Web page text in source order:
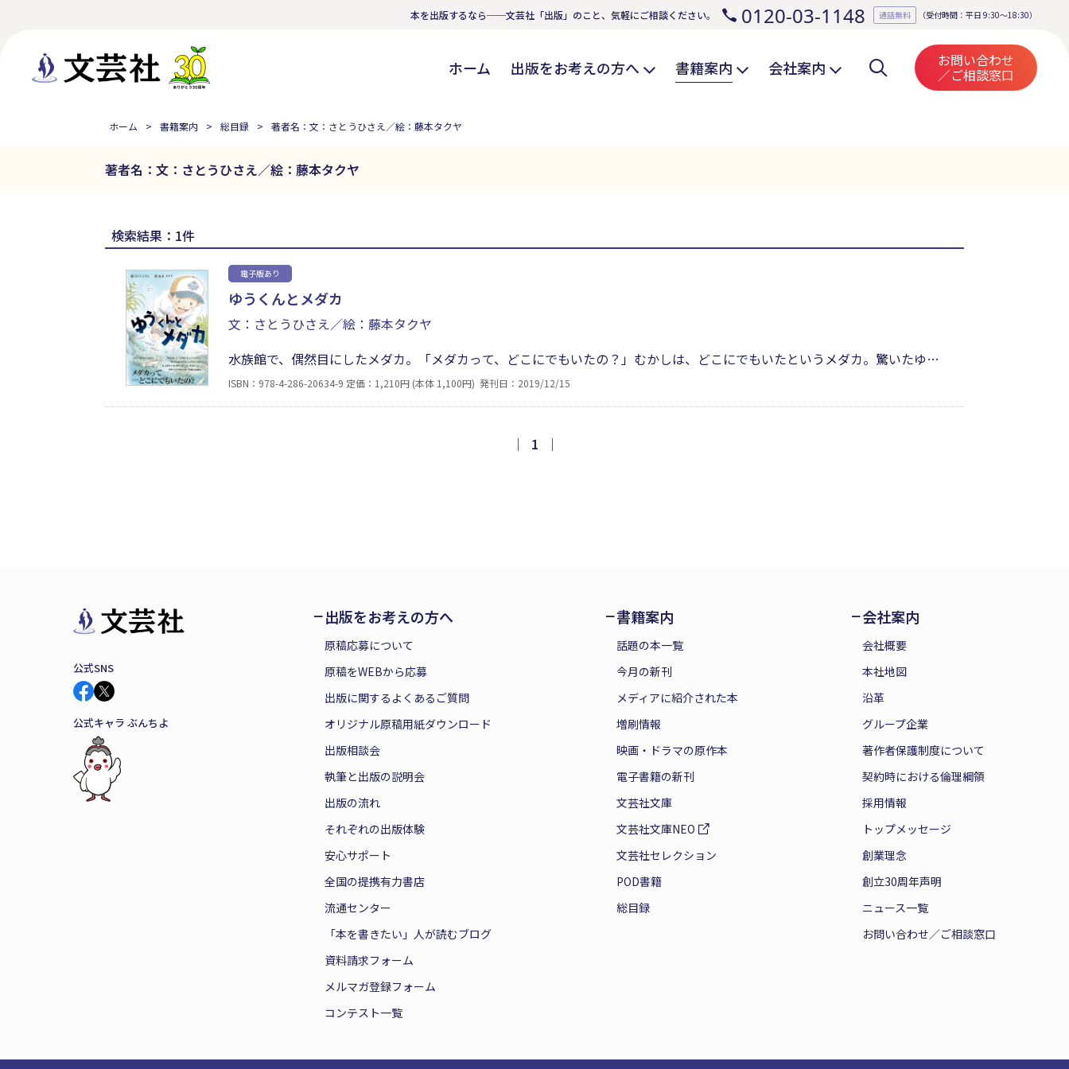
本を出版するなら──文芸社「出版」のこと、気軽にご相談ください。 0120-03-1148 通話無料 （受付時間：平日 9:30～18:30）
ホーム 出版をお考えの方へ 書籍案内 会社案内 お問い合わせ
／ご相談窓口
ホーム 書籍案内 総目録 著者名：文：さとうひさえ／絵：藤本タクヤ
著者名：文：さとうひさえ／絵：藤本タクヤ
検索結果：1件
電子版あり
ゆうくんとメダカ
文：さとうひさえ／絵：藤本タクヤ
水族館で、偶然目にしたメダカ。「メダカって、どこにでもいたの？」むかしは、どこにでもいたというメダカ。驚いたゆう
くんはメダカのことをもっと知りたくておばあちゃんに聞きに行った。すると……。今では絶滅危惧二類に指定されているメ
ダカのことを知った著者のメダカへの思いが込められている作品。メダカに魅了された少年とメダカとの出会いを描いた絵
ISBN：978-4-286-20634-9 定価：1,210円 (本体 1,100円) 発刊日：2019/12/15
｜ 1 ｜
公式SNS
公式キャラ ぶんちよ
出版をお考えの方へ
原稿応募について
原稿をWEBから応募
出版に関するよくあるご質問
オリジナル原稿用紙ダウンロード
出版相談会
執筆と出版の説明会
出版の流れ
それぞれの出版体験
安心サポート
全国の提携有力書店
流通センター
「本を書きたい」人が読むブログ
資料請求フォーム
メルマガ登録フォーム
コンテスト一覧
書籍案内
話題の本一覧
今月の新刊
メディアに紹介された本
増刷情報
映画・ドラマの原作本
電子書籍の新刊
文芸社文庫
文芸社文庫NEO
文芸社セレクション
POD書籍
総目録
会社案内
会社概要
本社地図
沿革
グループ企業
著作者保護制度について
契約時における倫理綱領
採用情報
トップメッセージ
創業理念
創立30周年声明
ニュース一覧
お問い合わせ／ご相談窓口